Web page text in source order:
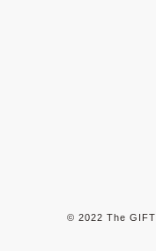
© 2022 The GIFT